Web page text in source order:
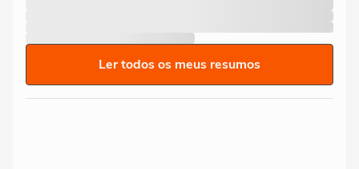
Ler todos os meus resumos